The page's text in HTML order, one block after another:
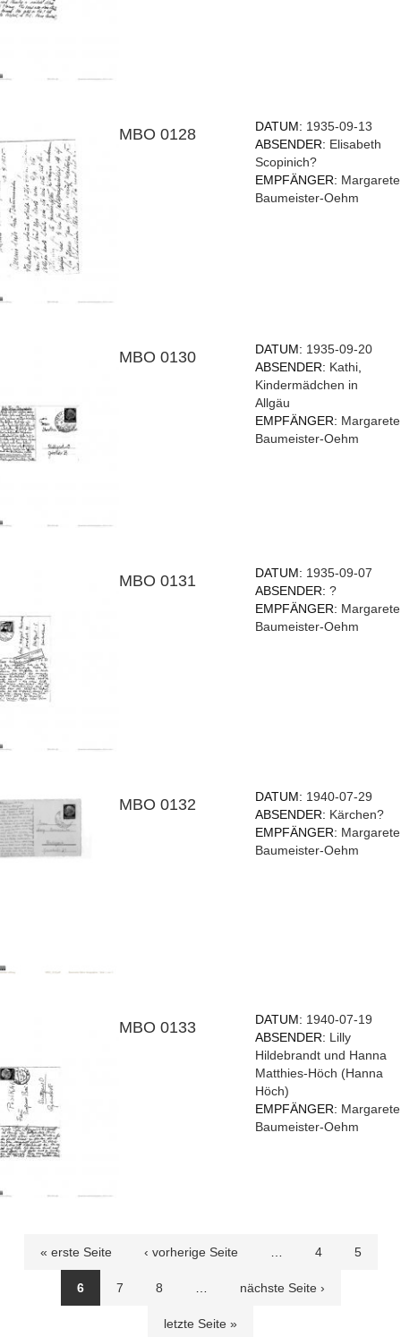
MBO 0128 DATUM: 1935-09-13
ABSENDER: Elisabeth
Scopinich?
EMPFÄNGER: Margarete
Baumeister-Oehm
MBO 0130 DATUM: 1935-09-20
ABSENDER: Kathi,
Kindermädchen in
Allgäu
EMPFÄNGER: Margarete
Baumeister-Oehm
MBO 0131 DATUM: 1935-09-07
ABSENDER:?
EMPFÄNGER: Margarete
Baumeister-Oehm
MBO 0132 DATUM: 1940-07-29
ABSENDER: Kärchen?
EMPFÄNGER: Margarete
Baumeister-Oehm
MBO 0133 DATUM: 1940-07-19
ABSENDER: Lilly
Hildebrandt und Hanna
Matthies-Höch (Hanna
Höch)
EMPFÄNGER: Margarete
Baumeister-Oehm
« erste Seite ‹ vorherige Seite 4 5
6 7 8 nächste Seite ›
letzte Seite »